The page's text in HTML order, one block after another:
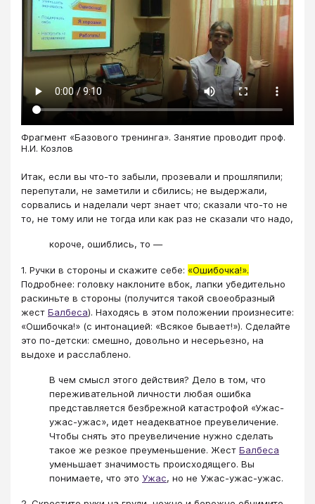
Фрагмент «Базового тренинга». Занятие проводит проф.
Н.И. Козлов
Итак, если вы что-то забыли, прозевали и прошляпили;
перепутали, не заметили и сбились; не выдержали,
сорвались и наделали черт знает что; сказали что-то не
то, не тому или не тогда или как раз не сказали что надо,
короче, ошиблись, то —
1. Ручки в стороны и скажите себе: «Ошибочка!».
Подробнее: головку наклоните вбок, лапки убедительно
раскиньте в стороны (получится такой своеобразный
жест Балбеса). Находясь в этом положении произнесите:
«Ошибочка!» (с интонацией: «Всякое бывает!»). Сделайте
это по-детски: смешно, довольно и несерьезно, на
выдохе и расслаблено.
В чем смысл этого действия? Дело в том, что
переживательной личности любая ошибка
представляется безбрежной катастрофой «Ужас-
ужас-ужас», идет неадекватное преувеличение.
Чтобы снять это преувеличение нужно сделать
такое же резкое преуменьшение. Жест Балбеса
уменьшает значимость происходящего. Вы
понимаете, что это Ужас, но не Ужас-ужас-ужас.